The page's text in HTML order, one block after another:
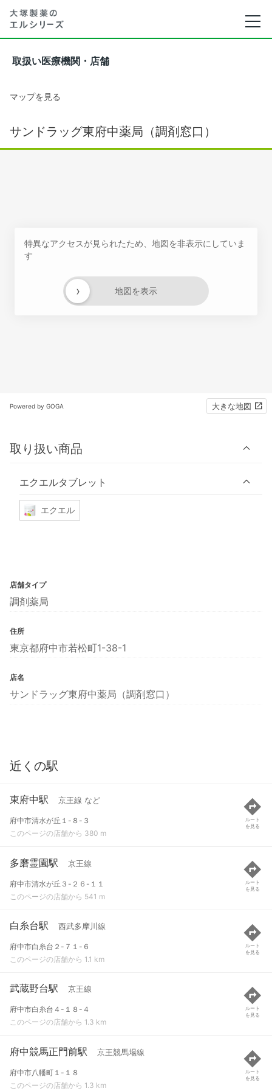
取扱い医療機関・店舗
マップを見る
サンドラッグ東府中薬局（調剤窓口）
特異なアクセスが見られたため、地図を非表示にしていま
す
地図を表示
›
Powered by GOGA 大きな地図
取り扱い商品
エクエルタブレット
エクエル
店舗タイプ
調剤薬局
住所
東京都府中市若松町1-38-1
店名
サンドラッグ東府中薬局（調剤窓口）
近くの駅
東府中駅 京王線 など
府中市清水が丘１-８-３
このページの店舗から 380 m
ルート
を見る
多磨霊園駅 京王線
府中市清水が丘３-２６-１１
このページの店舗から 541 m
ルート
を見る
白糸台駅 西武多摩川線
府中市白糸台２-７１-６
このページの店舗から 1.1 km
ルート
を見る
武蔵野台駅 京王線
府中市白糸台４-１８-４
このページの店舗から 1.3 km
ルート
を見る
府中競馬正門前駅 京王競馬場線
府中市八幡町１-１８
このページの店舗から 1.3 km
ルート
を見る